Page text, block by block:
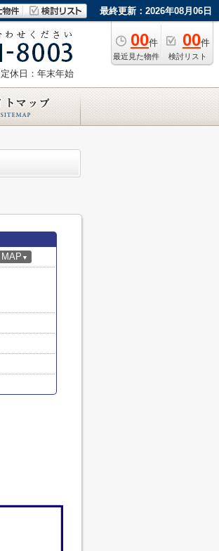
最終更新：2026年08月06日
00件
最近見た物件
00件
検討リスト
定休日：年末年始
MAP ▼